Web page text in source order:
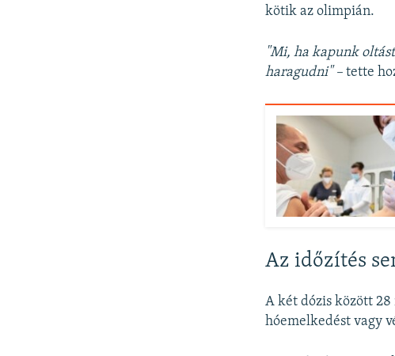
kötik az olimpián.
"Mi, ha kapunk
haragudni" – tette
Az időzítés
A két dózis között
hóemelkedést vagy